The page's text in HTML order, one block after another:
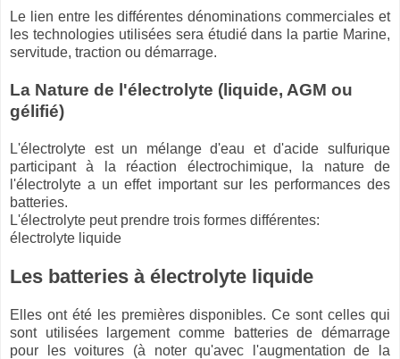
Le lien entre les différentes dénominations commerciales et
les technologies utilisées sera étudié dans la partie Marine,
servitude, traction ou démarrage.
La Nature de l'électrolyte (liquide, AGM ou
gélifié)
L'électrolyte est un mélange d'eau et d'acide sulfurique
participant à la réaction électrochimique, la nature de
l'électrolyte a un effet important sur les performances des
batteries.
L'électrolyte peut prendre trois formes différentes:
électrolyte liquide
Les batteries à électrolyte liquide
Elles ont été les premières disponibles. Ce sont celles qui
sont utilisées largement comme batteries de démarrage
pour les voitures (à noter qu'avec l'augmentation de la